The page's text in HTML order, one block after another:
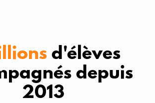
d'élèves
depuis
2013